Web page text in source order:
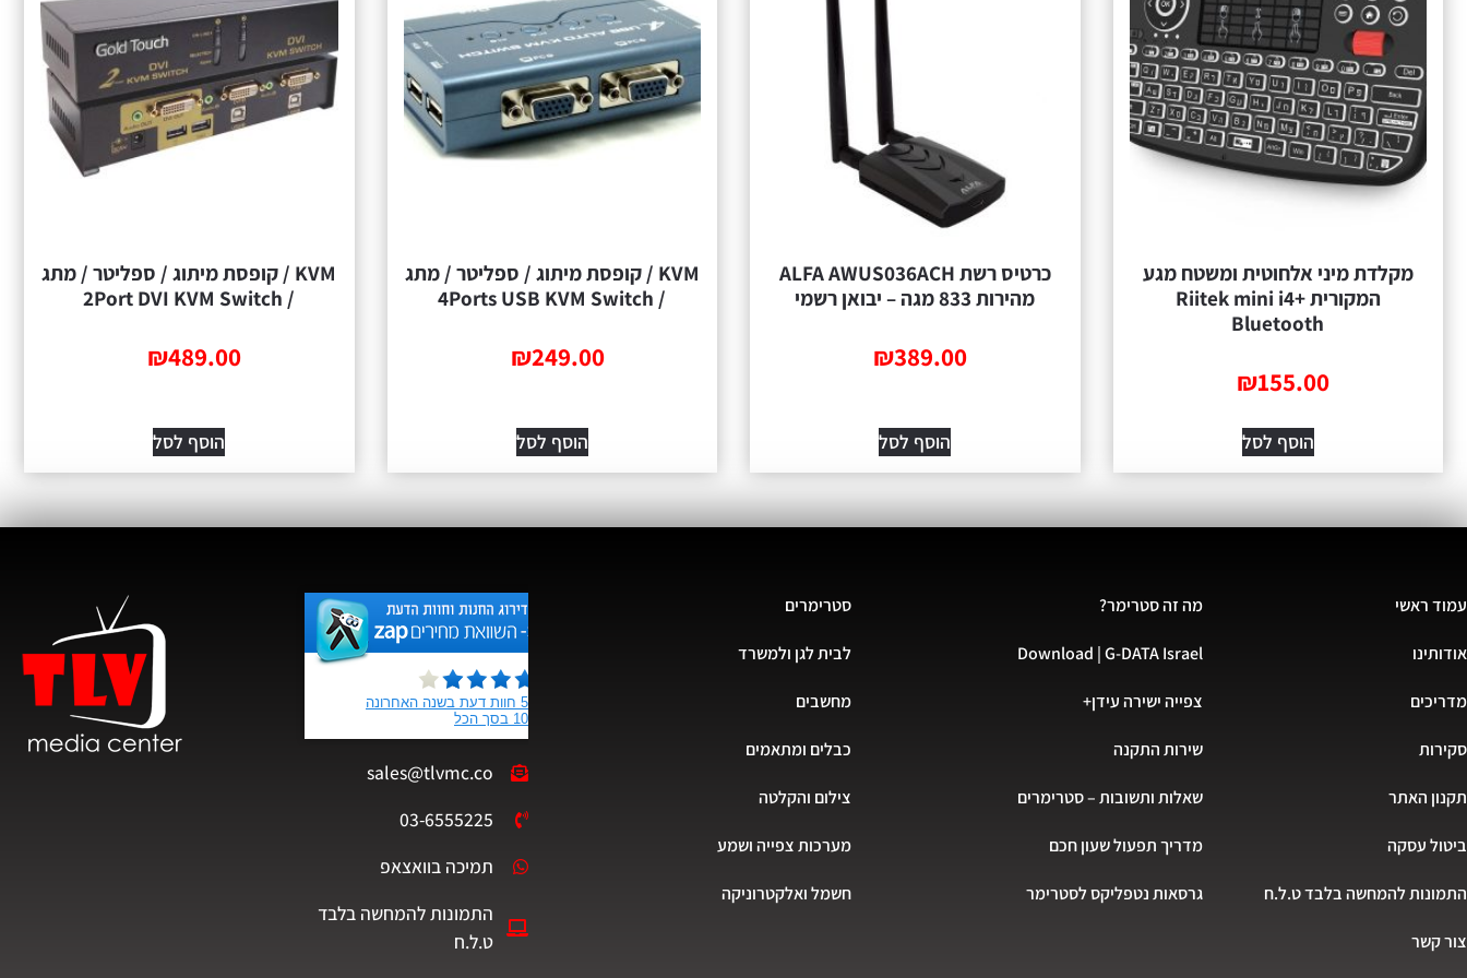
מקלדת מיני אלחוטית ומשטח מגע
המקורית Riitek mini i4+
Bluetooth
₪155.00
הוסף לסל
כרטיס רשת ALFA AWUS036ACH
מהירות 833 מגה – יבואן רשמי
₪389.00
הוסף לסל
KVM / קופסת מיתוג / ספליטר / מתג
/ 4Ports USB KVM Switch
₪249.00
הוסף לסל
KVM / קופסת מיתוג / ספליטר / מתג
/ 2Port DVI KVM Switch
₪489.00
הוסף לסל
עמוד ראשי
אודותינו
מדריכים
סקירות
תקנון האתר
ביטול עסקה
התמונות להמחשה בלבד ט.ל.ח
צור קשר
מה זה סטרימר?
Download | G-DATA Israel
צפייה ישירה עידן+
שירות התקנה
שאלות ותשובות – סטרימרים
מדריך תפעול שעון חכם
גרסאות נטפליקס לסטרימר
סטרימרים
לבית לגן ולמשרד
מחשבים
כבלים ומתאמים
צילום והקלטה
מערכות צפייה ושמע
חשמל ואלקטרוניקה
sales@tlvmc.co
03-6555225
תמיכה בוואצאפ
התמונות להמחשה בלבד
ט.ל.ח